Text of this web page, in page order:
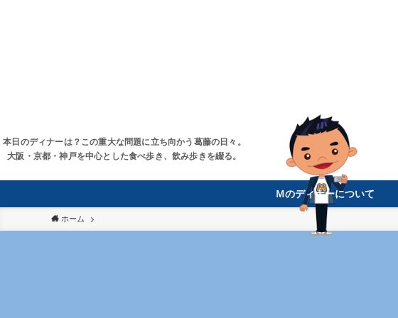
本日のディナーは？この重大な問題に立ち向かう葛藤の日々。
大阪・京都・神戸を中心とした食べ歩き、飲み歩きを綴る。
Ｍのディナーについて
ホーム